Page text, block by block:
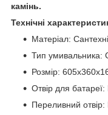
камінь.
Технічні
Матеріал:
Тип умивальника:
Розмір:
Отвір для
Переливний